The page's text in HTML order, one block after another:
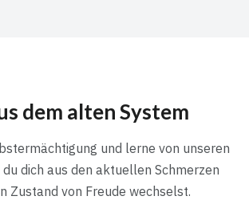
dem alten System
und lerne von unseren
dich aus den aktuellen Schmerzen
Zustand von Freude wechselst.